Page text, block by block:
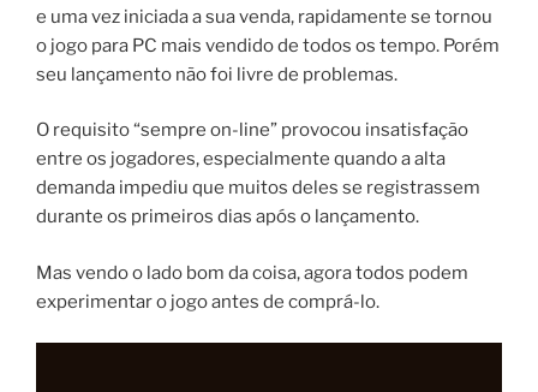
e uma vez iniciada a sua venda, rapidamente se tornou
o jogo para PC mais vendido de todos os tempo. Porém
seu lançamento não foi livre de problemas.
O requisito “sempre on-line” provocou insatisfação
entre os jogadores, especialmente quando a alta
demanda impediu que muitos deles se registrassem
durante os primeiros dias após o lançamento.
Mas vendo o lado bom da coisa, agora todos podem
experimentar o jogo antes de comprá-lo.